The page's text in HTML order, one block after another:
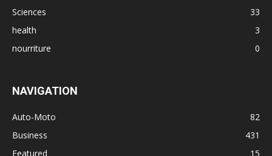
Sciences
33
health
3
nourriture
0
NAVIGATION
Auto-Moto
82
Business
431
Featured
15